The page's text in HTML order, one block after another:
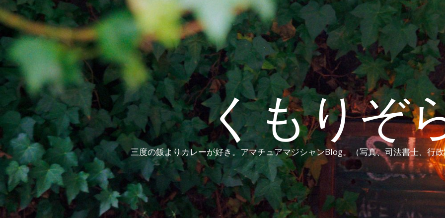
くもりぞ
三度の飯よりカレーが好き。アマチュアマジシャンBlog。（写真、司法書士、行